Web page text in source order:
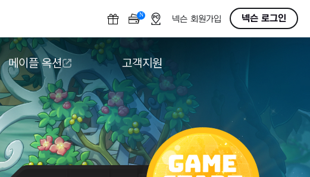
N OFF넥슨 회원가입 넥슨 로그인
메이플 옥션
메이플 옥션
고객지원
다운로드
도움말/1:1문의
버그악용/불법프로그램 신고
게임 접근성